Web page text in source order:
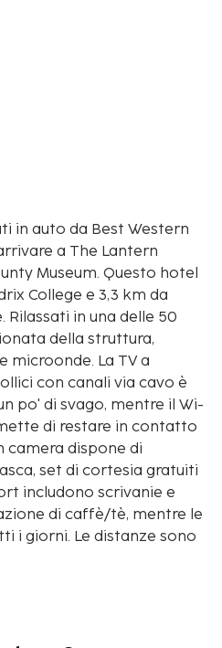
in auto da Best Western
a The Lantern
Questo hotel
College e 3,3 km da
Rilassati in una delle 50
della struttura,
La TV a
con canali via cavo è
po' di svago, mentre il Wi-
di restare in contatto
camera dispone di
set di cortesia gratuiti
includono scrivanie e
di caffè/tè, mentre le
i giorni. Le distanze sono